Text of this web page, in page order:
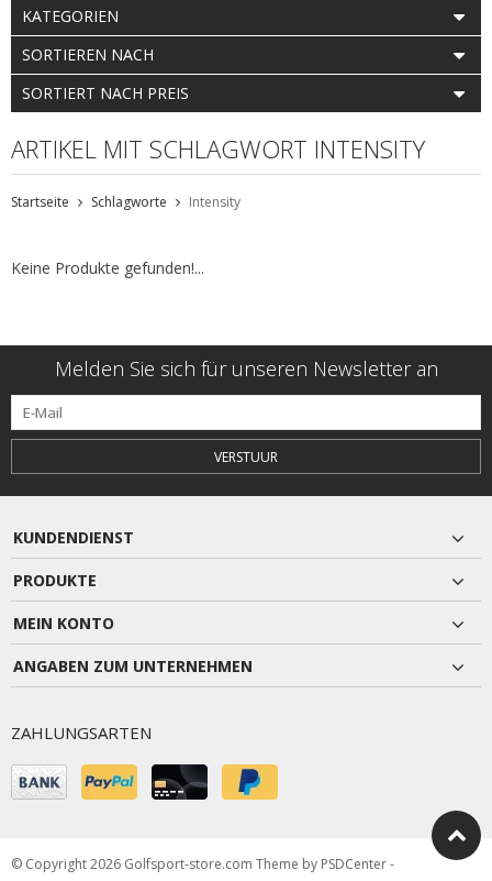
KATEGORIEN
SORTIEREN NACH
SORTIERT NACH PREIS
ARTIKEL MIT SCHLAGWORT INTENSITY
Startseite Schlagworte Intensity
Keine Produkte gefunden!...
Melden Sie sich für unseren Newsletter an
VERSTUUR
KUNDENDIENST
PRODUKTE
MEIN KONTO
ANGABEN ZUM UNTERNEHMEN
ZAHLUNGSARTEN
© Copyright 2026 Golfsport-store.com Theme by PSDCenter-